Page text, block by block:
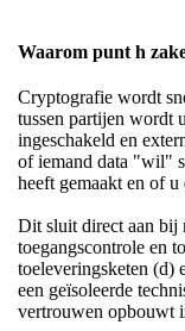
Waarom punt h
Cryptografie wordt
tussen partijen wordt
ingeschakeld en
of iemand data "wil"
heeft gemaakt en of u
Dit sluit direct aan bij
toegangscontrole en
toeleveringsketen (d)
een geïsoleerde
vertrouwen opbouwt